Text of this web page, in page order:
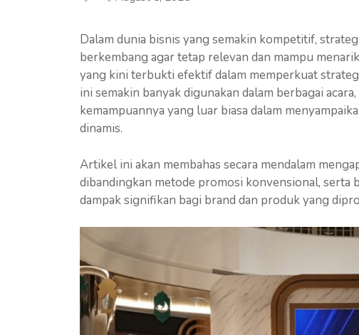
Dalam dunia bisnis yang semakin kompetitif,
berkembang agar tetap relevan dan mampu
yang kini terbukti efektif dalam memperkuat
ini semakin banyak digunakan dalam berbagai
kemampuannya yang luar biasa dalam
dinamis.
Artikel ini akan membahas secara mendalam
dibandingkan metode promosi konvensional, serta
dampak signifikan bagi brand dan produk yang